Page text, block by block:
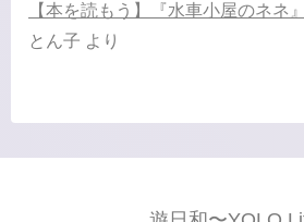
【本を読もう】『水車小屋のネネ
とん子 より